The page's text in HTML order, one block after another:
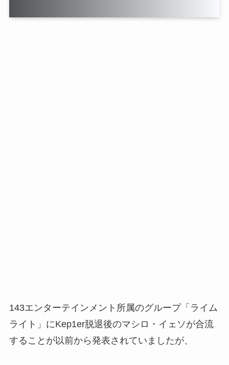
143エンターテインメント所属のグループ「ライム
ライト」にKep1er脱退後のマシロ・イェソが合流
することが以前から発表されていましたが、